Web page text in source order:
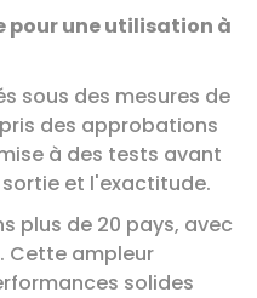
pour une utilisation à
sous des mesures de
des approbations
à des tests avant
et l'exactitude.
plus de 20 pays, avec
Cette ampleur
solides